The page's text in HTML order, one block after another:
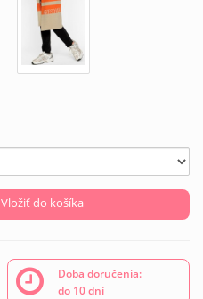
Vložiť do košíka
Doba doručenia:
do 10 dní